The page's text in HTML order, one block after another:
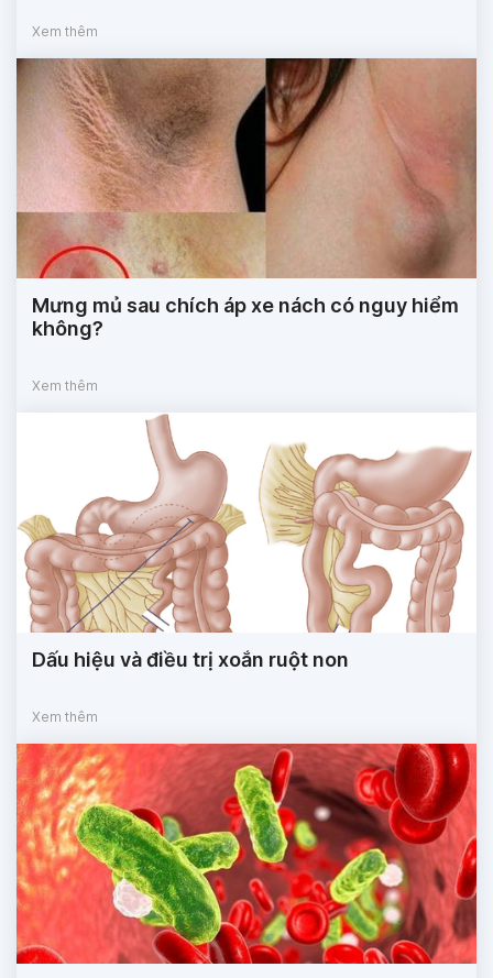
Xem thêm
Mưng mủ sau chích áp xe nách có nguy hiểm
không?
Xem thêm
Dấu hiệu và điều trị xoắn ruột non
Xem thêm